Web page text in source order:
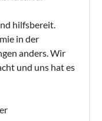
hilfsbereit.
in der
anders. Wir
und uns hat es